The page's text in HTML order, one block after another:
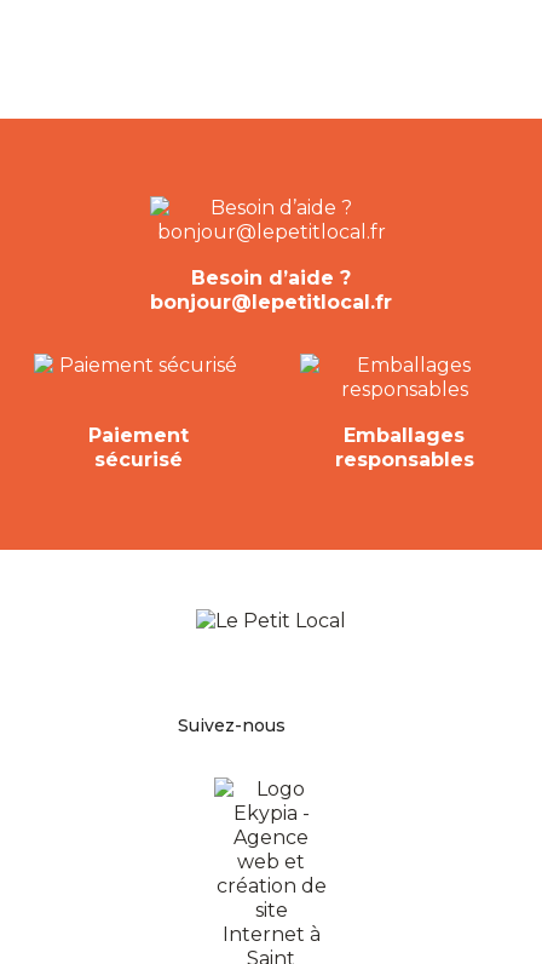
Besoin d’aide ?
bonjour@lepetitlocal.fr
Paiement
sécurisé
Emballages
responsables
Suivez-nous